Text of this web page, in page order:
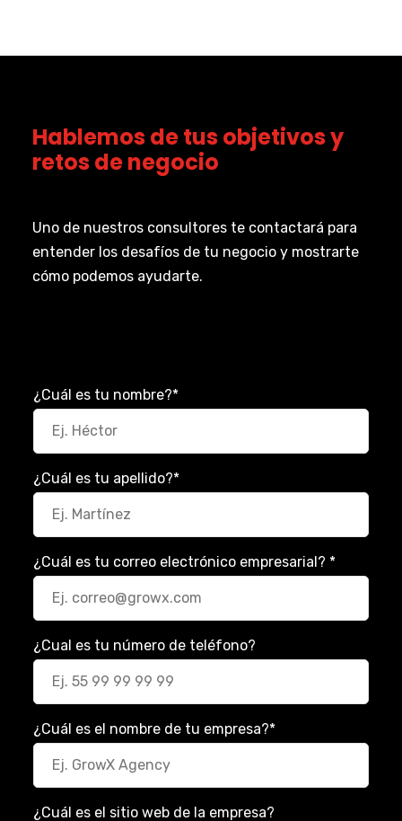
Hablemos de tus objetivos y
retos de negocio
Uno de nuestros consultores te contactará para
entender los desafíos de tu negocio y mostrarte
cómo podemos ayudarte.
¿Cuál es tu nombre?*
¿Cuál es tu apellido?*
¿Cuál es tu correo electrónico empresarial? *
¿Cual es tu número de teléfono?
¿Cuál es el nombre de tu empresa?*
¿Cuál es el sitio web de la empresa?